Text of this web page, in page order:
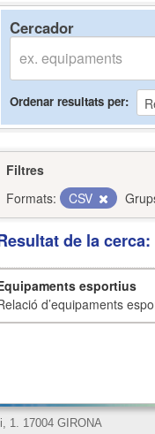
Cercador
Ordenar resultats per
Filtres
Formats:
CSV
de la
esportius
d’equipaments
1. 17004 GIRONA